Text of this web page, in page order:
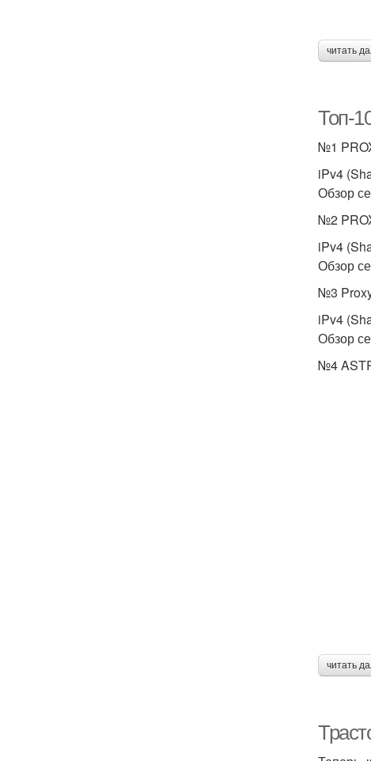
читать
Топ-
№1
iPv4
Обзор
№2
iPv4
Обзор
№3
iPv4
Обзор
№4
читать